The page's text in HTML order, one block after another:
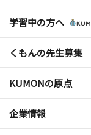
学習中の方へ
くもんの先生募集
KUMONの原点
企業情報